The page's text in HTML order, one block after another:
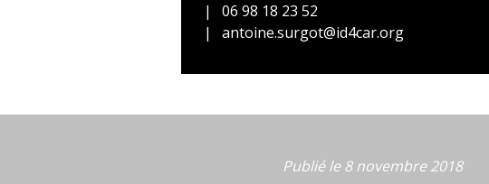
06 98 18 23 52
antoine.surgot@id4car.org
Publié le 8 novembre 2018